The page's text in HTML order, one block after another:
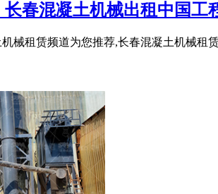
春混凝土机械出租中国工
械租赁频道为您推荐,长春混凝土机械